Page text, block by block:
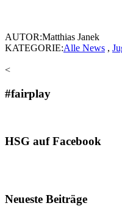
AUTOR:Matthias Janek
KATEGORIE:Alle News ,
<
#fairplay
HSG auf Facebook
Neueste Beiträge